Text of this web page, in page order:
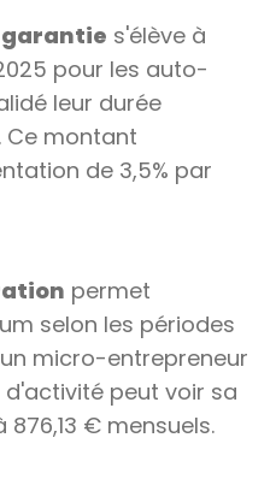
s'élève à
pour les auto-
leur durée
Ce montant
de 3,5% par
permet
selon les périodes
micro-entrepreneur
peut voir sa
€ mensuels.